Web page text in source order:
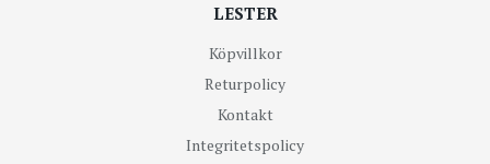
LESTER
Köpvillkor
Returpolicy
Kontakt
Integritetspolicy